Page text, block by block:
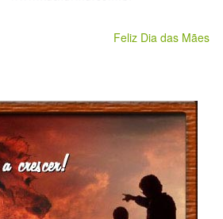
Feliz Dia das Mães